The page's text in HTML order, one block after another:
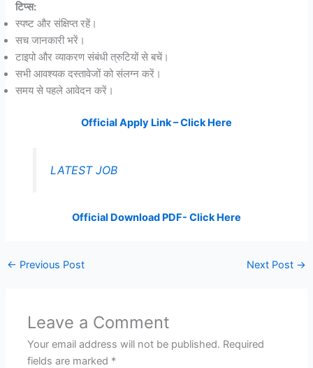
टिप्स:
स्पष्ट और संक्षिप्त रहें।
सच जानकारी भरें।
टाइपो और व्याकरण संबंधी त्रुटियों से बचें।
सभी आवश्यक दस्तावेजों को संलग्न करें।
समय से पहले आवेदन करें।
Official Apply Link – Click Here
LATEST JOB
Official Download PDF- Click Here
← Previous Post Next Post →
Leave a Comment
Your email address will not be published. Required
fields are marked *